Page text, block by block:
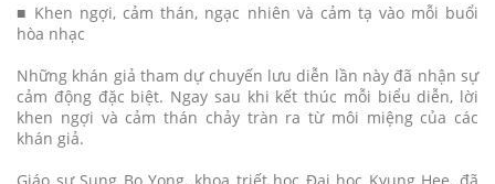
■ Khen ngợi, cảm thán, ngạc nhiên và cảm tạ vào mỗi buổi
hòa nhạc
Những khán giả tham dự chuyến lưu diễn lần này đã nhận sự
cảm động đặc biệt. Ngay sau khi kết thúc mỗi biểu diễn, lời
khen ngợi và cảm thán chảy tràn ra từ môi miệng của các
khán giả.